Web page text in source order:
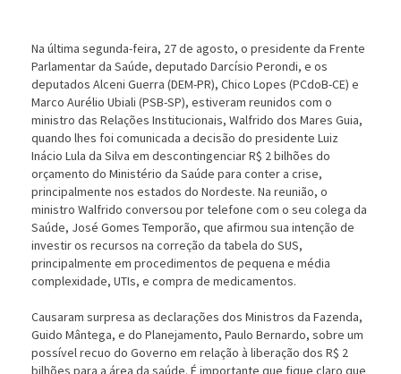
Na última segunda-feira, 27 de agosto, o presidente da Frente
Parlamentar da Saúde, deputado Darcísio Perondi, e os
deputados Alceni Guerra (DEM-PR), Chico Lopes (PCdoB-CE) e
Marco Aurélio Ubiali (PSB-SP), estiveram reunidos com o
ministro das Relações Institucionais, Walfrido dos Mares Guia,
quando lhes foi comunicada a decisão do presidente Luiz
Inácio Lula da Silva em descontingenciar R$ 2 bilhões do
orçamento do Ministério da Saúde para conter a crise,
principalmente nos estados do Nordeste. Na reunião, o
ministro Walfrido conversou por telefone com o seu colega da
Saúde, José Gomes Temporão, que afirmou sua intenção de
investir os recursos na correção da tabela do SUS,
principalmente em procedimentos de pequena e média
complexidade, UTIs, e compra de medicamentos.
Causaram surpresa as declarações dos Ministros da Fazenda,
Guido Mântega, e do Planejamento, Paulo Bernardo, sobre um
possível recuo do Governo em relação à liberação dos R$ 2
bilhões para a área da saúde. É importante que fique claro que